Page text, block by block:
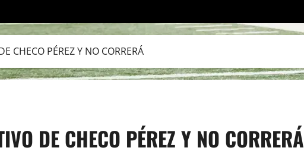
CHECO PÉREZ Y NO CORRERÁ
DE CHECO PÉREZ Y NO CORRERÁ